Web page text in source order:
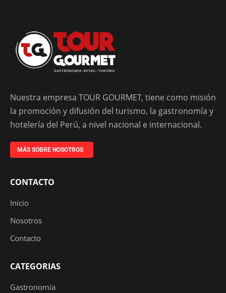
Nuestra empresa TOUR GOURMET, tiene como misión
la promoción y difusión del turismo, la gastronomía y
hotelería del Perú, a nivel nacional e internacional.
MÁS SOBRE NOSOTROS
CONTACTO
Inicio
Nosotros
Contacto
CATEGORIAS
Gastronomía